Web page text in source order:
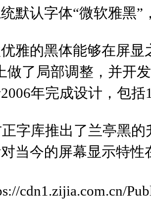
默认字体“微软雅黑”
雅的黑体能够在屏
做了局部调整，并开
年完成设计，包
正字库推出了兰亭黑
当今的屏幕显示特